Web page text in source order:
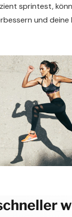
sprintest,
und deine